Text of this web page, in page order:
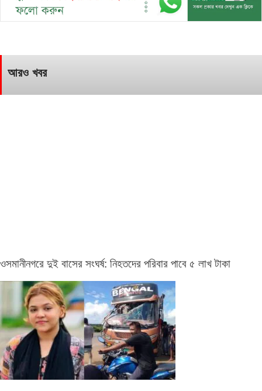
আরও খবর
ওসমানীনগরে দুই বাসের সংঘর্ষ: নিহতদের পরিবার পাবে ৫ লাখ টাকা